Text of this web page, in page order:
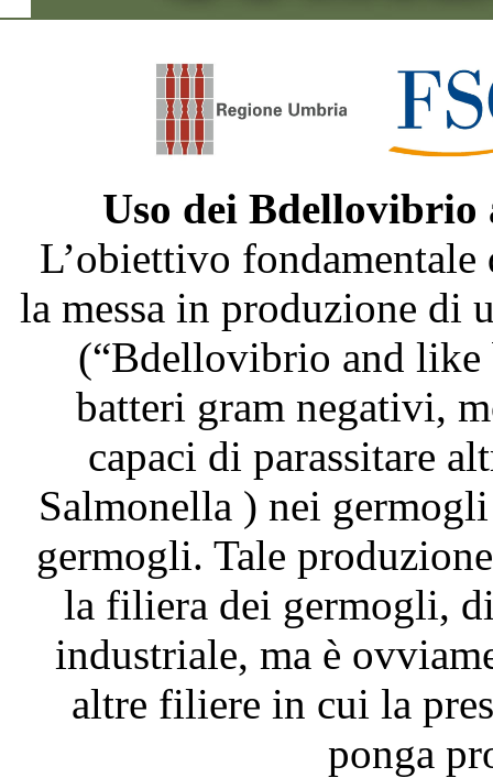
Uso dei
L’obiettivo fondamentale
la messa in produzione di
(“Bdellovibrio and like
batteri gram negativi,
capaci di parassitare
Salmonella ) nei
germogli. Tale
la filiera dei germogli,
industriale, ma è
altre filiere in cui la
ponga